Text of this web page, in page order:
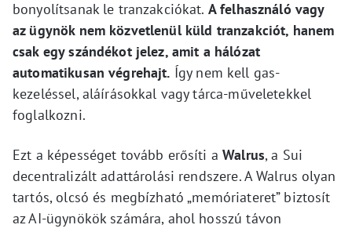
bonyolítsanak le tranzakciókat. A felhasználó vagy
az ügynök nem közvetlenül küld tranzakciót, hanem
csak egy szándékot jelez, amit a hálózat
automatikusan végrehajt. Így nem kell gas-
kezeléssel, aláírásokkal vagy tárca-műveletekkel
foglalkozni.
Ezt a képességet tovább erősíti aWalrus, a Sui
decentralizált adattárolási rendszere. A Walrus olyan
tartós, olcsó és megbízható „memóriateret” biztosít
az AI-ügynökök számára, ahol hosszú távon